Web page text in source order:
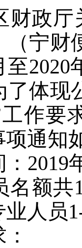
财政厅
宁财
至
了体现
作要
项通知
2019
名额共
业人员